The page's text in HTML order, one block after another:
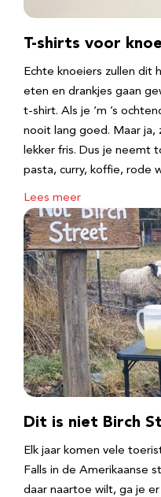
T-shirts voor
Echte knoeiers zullen dit
eten en drankjes gaan
t-shirt. Als je ‘m ’s
nooit lang goed. Maar ja,
lekker fris. Dus je neemt
pasta, curry, koffie, rode
Lees meer
Dit is niet Birch
Elk jaar komen vele
Falls in de Amerikaanse
daar naartoe wilt, ga je